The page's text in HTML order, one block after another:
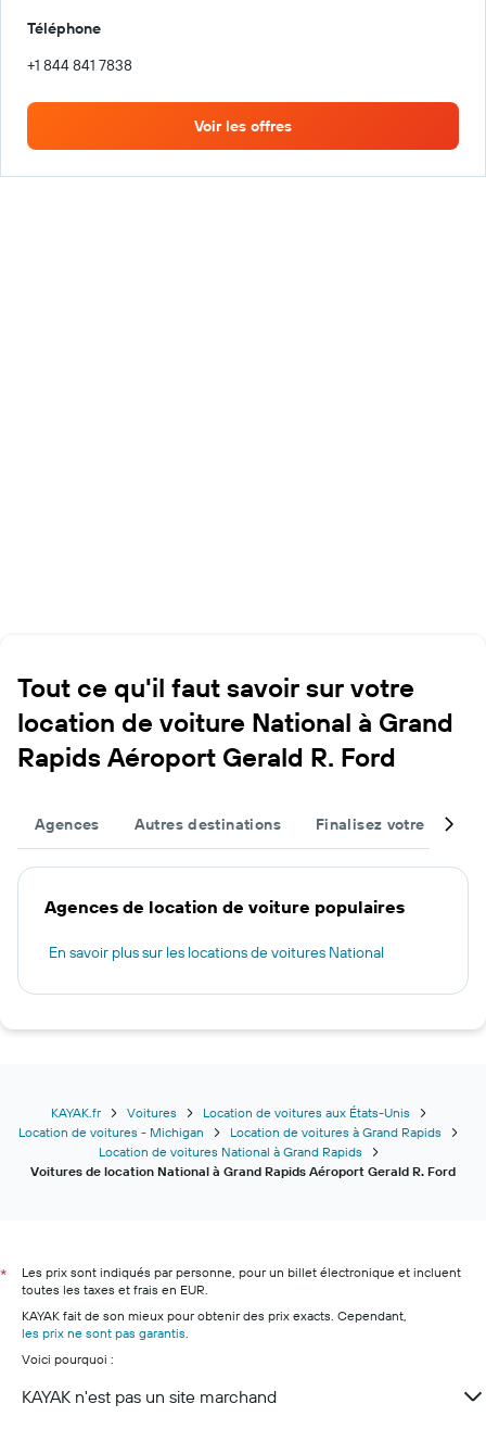
Téléphone
+1 844 841 7838
Voir les offres
Tout ce qu'il faut savoir sur votre
location de voiture National à Grand
Rapids Aéroport Gerald R. Ford
Agences Autres destinations Finalisez votre voyage
Agences de location de voiture populaires
En savoir plus sur les locations de voitures National
KAYAK.fr Voitures
Location de voitures aux États-Unis
Location de voitures - Michigan
Location de voitures à Grand Rapids
Location de voitures National à Grand Rapids
Voitures de location National à Grand Rapids Aéroport Gerald R. Ford
*
Les prix sont indiqués par personne, pour un billet électronique et incluent
toutes les taxes et frais en EUR.
KAYAK fait de son mieux pour obtenir des prix exacts. Cependant,
les prix ne sont pas garantis.
Voici pourquoi :
KAYAK n'est pas un site marchand